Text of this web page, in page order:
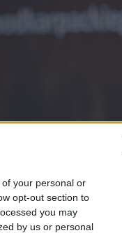
your personal or
opt-out section to
you may
by us or personal